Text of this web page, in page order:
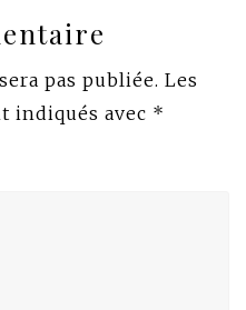
pas publiée. Les
indiqués avec *